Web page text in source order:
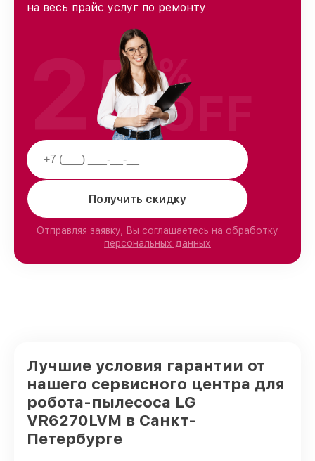
на весь прайс услуг по ремонту
Получить скидку
Отправляя заявку, Вы соглашаетесь на обработку
персональных данных
25%
OFF
Лучшие условия гарантии от
нашего сервисного центра для
робота-пылесоса LG
VR6270LVM в Санкт-
Петербурге